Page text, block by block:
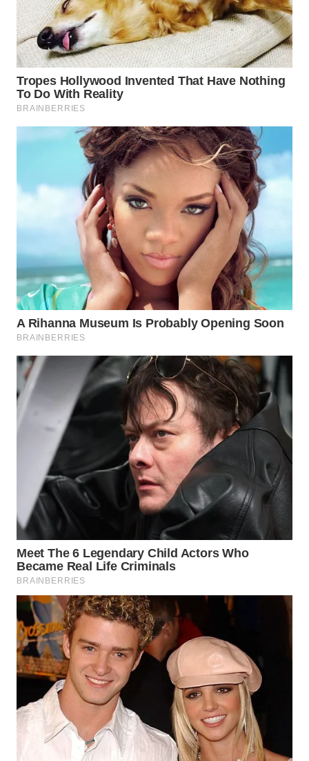
SUMEDANG
WN
CIANJUR
WN
SERIBU
TANGERANG
BINJAI
WN
CIREBON
WN
INDRAMAYU
KUNINGAN
MAJALENGKA
WN
SUBANG
SUKABUMI
WN
WN
PRIANGAN
TIMUR
WN
SEMARANG
WN